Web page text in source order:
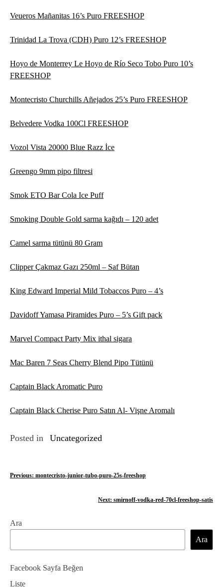
Veueros Mañanitas 16’s Puro FREESHOP
Trinidad La Trova (CDH) Puro 12’s FREESHOP
Hoyo de Monterrey Le Hoyo de Río Seco Tobo Puro 10’s
FREESHOP
Montecristo Churchills Añejados 25’s Puro FREESHOP
Belvedere Vodka 100Cl FREESHOP
Vozol Vista 20000 Blue Razz İce
Greengo 9mm pipo filtresi
Smok ETO Bar Cola Ice Puff
Smoking Double Gold sarma kağıdı – 120 adet
Camel sarma tütünü 80 Gram
Clipper Çakmaz Gazı 250ml – Saf Bütan
King Edward Imperial Mild Tobaccos Puro – 4’s
Davidoff Yamasa Piramides Puro – 5’s Gift pack
Marvel Compact Party Mix ithal sigara
Mac Baren 7 Seas Cherry Blend Pipo Tütünü
Captain Black Aromatic Puro
Captain Black Cherise Puro Satın Al- Vişne Aromalı
Posted in Uncategorized
Y
ı
g
e
Previous: montecristo-junior-tubo-puro-25s-freeshop
Next: smirnoff-vodka-red-70cl-freeshop-satis
Ara
Ara
Facebook Sayfa Beğen
Liste